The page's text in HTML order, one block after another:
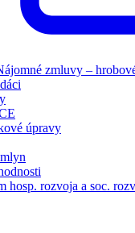
zmluvy –
úpravy
hosp. rozvoja a soc.